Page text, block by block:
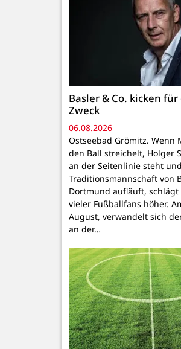
Basler & Co. kicken
Zweck
06.08.2026
Ostseebad Grömitz. Wenn
den Ball streichelt, Holger
an der Seitenlinie steht
Traditionsmannschaft von
Dortmund aufläuft, schlägt
vieler Fußballfans höher.
August, verwandelt sich
an der…